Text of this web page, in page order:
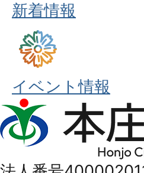
新着情報
イベント情報
本
庄